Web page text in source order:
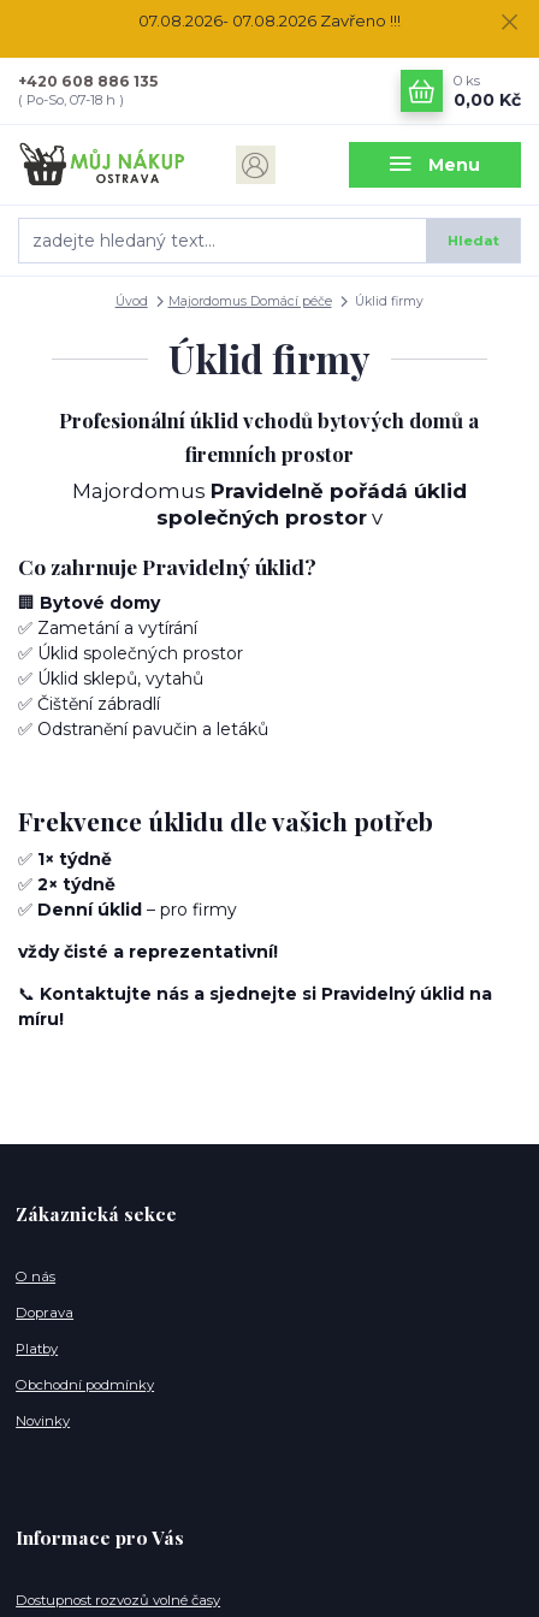
07.08.2026- 07.08.2026 Zavřeno !!!
Menu
Hledat
+420 608 886 135
( Po-So, 07-18 h )
0 ks
0,00 Kč
Úvod Majordomus Domácí péče Úklid firmy
Úklid firmy
Profesionální úklid vchodů bytových domů a
firemních prostor
Majordomus Pravidelně pořádá úklid
společných prostorv
Co zahrnuje Pravidelný úklid?
🏢 Bytové domy
✅ Zametání a vytírání
✅ Úklid společných prostor
✅ Úklid sklepů, vytahů
✅ Čištění zábradlí
✅ Odstranění pavučin a letáků
Frekvence úklidu dle vašich potřeb
✅ 1× týdně
✅ 2× týdně
✅ Denní úklid – pro firmy
vždy čisté a reprezentativní!
📞 Kontaktujte nás a sjednejte si Pravidelný úklid na
míru!
Zákaznická sekce
O nás
Doprava
Platby
Obchodní podmínky
Novinky
Informace pro Vás
Dostupnost rozvozů volné časy